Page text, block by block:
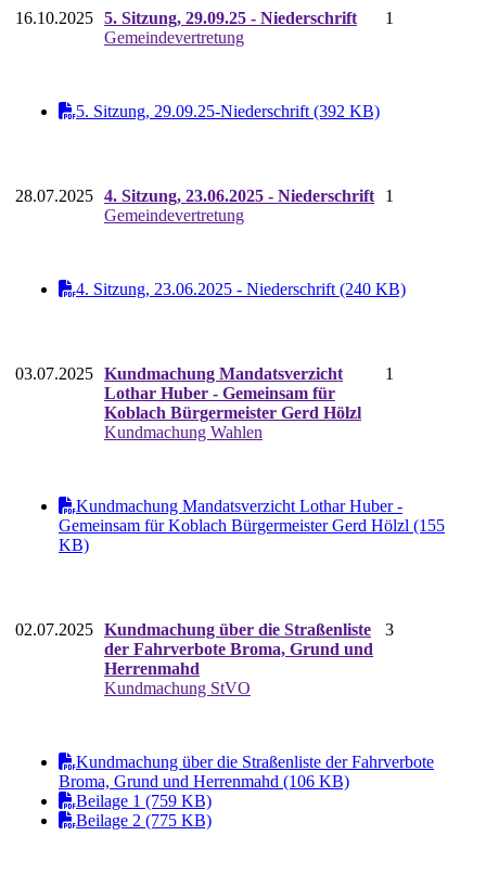
16.10.2025 5. Sitzung, 29.09.25 - Niederschrift
Gemeindevertretung
1
5. Sitzung, 29.09.25-Niederschrift (392 KB)
28.07.2025 4. Sitzung, 23.06.2025 - Niederschrift
Gemeindevertretung
1
4. Sitzung, 23.06.2025 - Niederschrift (240 KB)
03.07.2025 Kundmachung Mandatsverzicht
Lothar Huber - Gemeinsam für
Koblach Bürgermeister Gerd Hölzl
Kundmachung Wahlen
1
Kundmachung Mandatsverzicht Lothar Huber -
Gemeinsam für Koblach Bürgermeister Gerd Hölzl (155
KB)
02.07.2025 Kundmachung über die Straßenliste
der Fahrverbote Broma, Grund und
Herrenmahd
Kundmachung StVO
3
Kundmachung über die Straßenliste der Fahrverbote
Broma, Grund und Herrenmahd (106 KB)
Beilage 1 (759 KB)
Beilage 2 (775 KB)